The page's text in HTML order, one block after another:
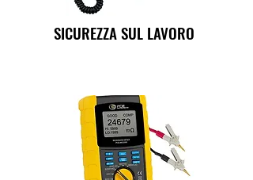
SICUREZZA SUL LAVORO